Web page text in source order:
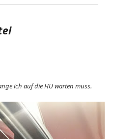
ich auf die HU warten muss.